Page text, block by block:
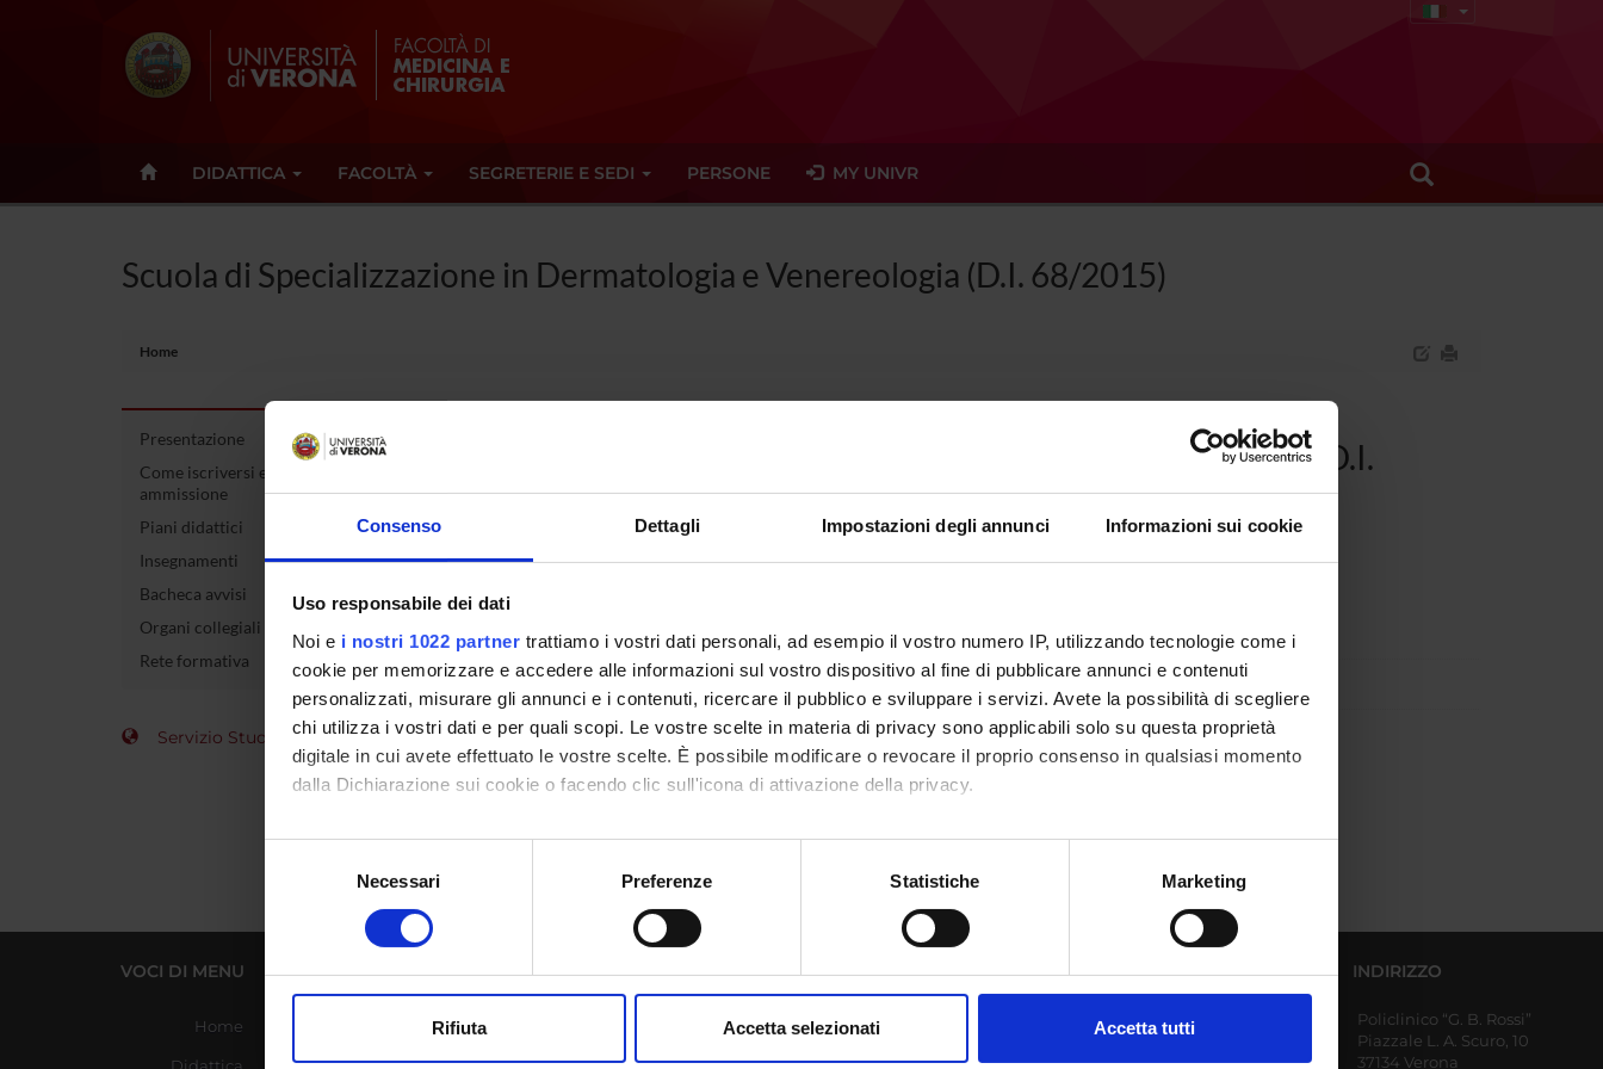
Consenso Dettagli Impostazioni degli annunci Informazioni sui cookie
Uso responsabile dei dati
Noi e i nostri 1022 partner trattiamo i vostri dati personali, ad esempio il vostro numero IP, utilizzando tecnologie come i
cookie per memorizzare e accedere alle informazioni sul vostro dispositivo al fine di pubblicare annunci e contenuti
personalizzati, misurare gli annunci e i contenuti, ricercare il pubblico e sviluppare i servizi. Avete la possibilità di scegliere
chi utilizza i vostri dati e per quali scopi. Le vostre scelte in materia di privacy sono applicabili solo su questa proprietà
digitale in cui avete effettuato le vostre scelte. È possibile modificare o revocare il proprio consenso in qualsiasi momento
dalla Dichiarazione sui cookie o facendo clic sull'icona di attivazione della privacy.
Con il tuo consenso, vorremmo anche:
raccogliere informazioni sulla tua posizione geografica, con un'approssimazione di qualche metro,
digitali).
modificare o ritirare il tuo consenso in qualsiasi momento dalla Dichiarazione sui cookie.
Necessari Preferenze Statistiche Marketing
Rifiuta Accetta selezionati Accetta tutti
DIDATTICA FACOLTÀ SEGRETERIE E SEDI PERSONE MY UNIVR
Scuola di Specializzazione in Dermatologia e Venereologia (D.I. 68/2015)
Home
Presentazione
Come iscriversi e Requisiti di
ammissione
Piani didattici
Insegnamenti
Bacheca avvisi
Organi collegiali e di governo
Rete formativa
Servizio Studenti Internazionali
Scuola di Specializzazione in Dermatologia e Venereologia (D.I.
68/2015)
Crediti 1
Settore disciplinare - - -
VOCI DI MENU
Home
LINK UTILI
Azienda Ospedaliera
DIPARTIMENTI AFFERENTI
Diagnostica e Sanità
INDIRIZZO
Policlinico “G. B. Rossi”
Piazzale L. A. Scuro, 10
37134 Verona